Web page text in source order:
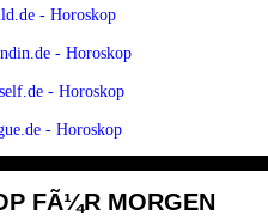
- Horoskop
- Horoskop
- Horoskop
- Horoskop
FÃ¼R MORGEN